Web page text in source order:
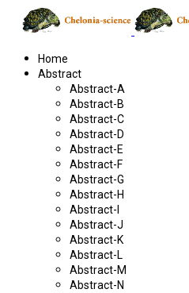
Home
Abstract
Abstract-A
Abstract-B
Abstract-C
Abstract-D
Abstract-E
Abstract-F
Abstract-G
Abstract-H
Abstract-I
Abstract-J
Abstract-K
Abstract-L
Abstract-M
Abstract-N